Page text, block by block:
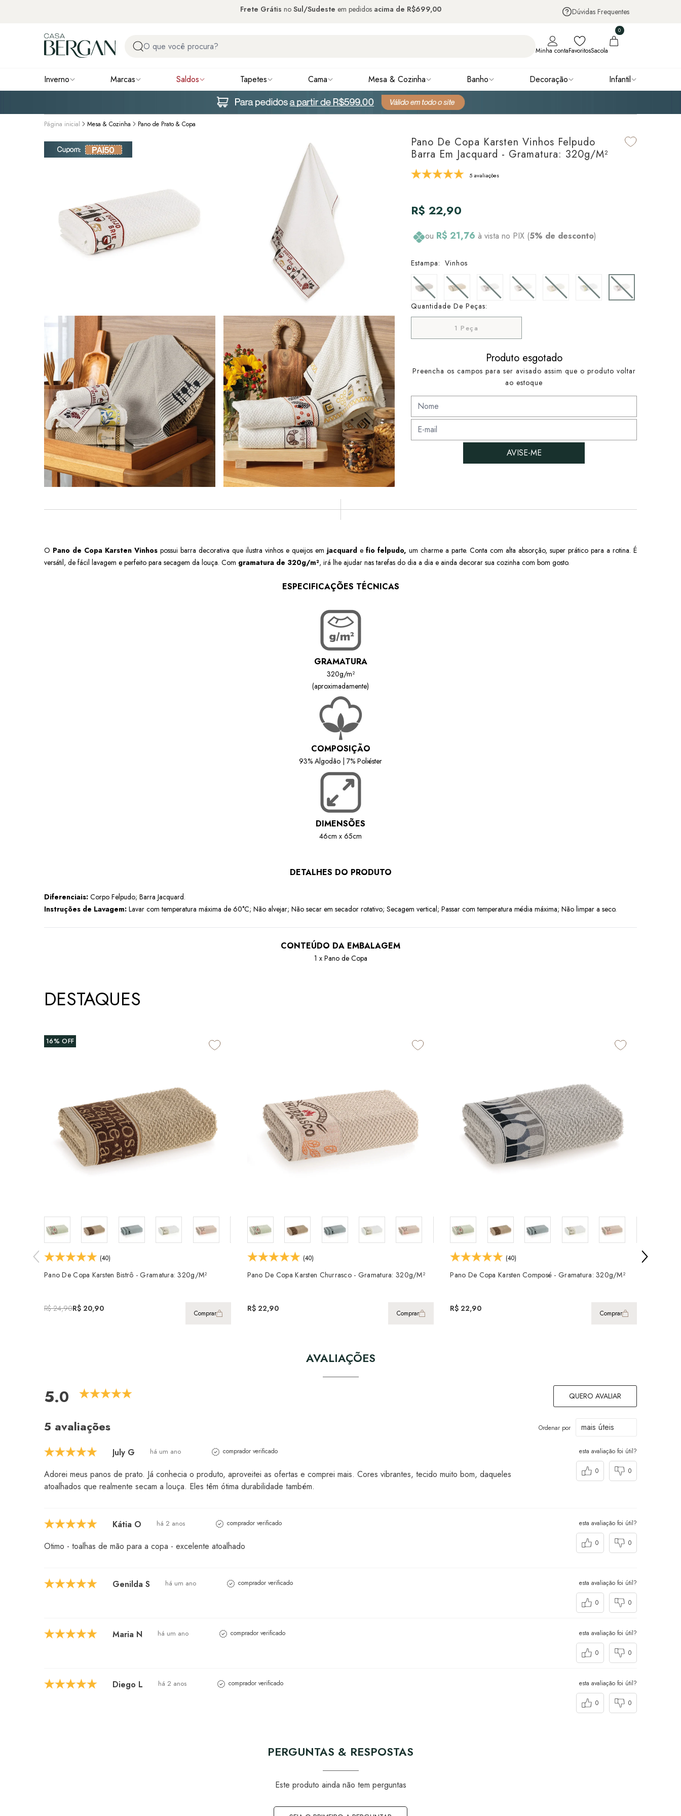
Dúvidas Frequentes
Frete Grátis no Sul/Sudeste em pedidos acima de R$699,00
Minha contaFavoritosSacola
0
Inverno Marcas Saldos Tapetes Cama Mesa & Cozinha Banho Decoração Infantil
Página inicial Mesa & Cozinha Pano de Prato & Copa
Pano De Copa Karsten Vinhos Felpudo
Barra Em Jacquard - Gramatura: 320g/m²
5 avaliações
R$ 22,90
ou R$ 21,76 à vista no PIX (5% de desconto)
Quantidade De Peças:
1 Peça
Estampa: Vinhos
Produto esgotado
Preencha os campos para ser avisado assim que o produto voltar
ao estoque
AVISE-ME
O Pano de Copa Karsten Vinhos possui barra decorativa que ilustra vinhos e queijos em jacquard e fio felpudo, um charme a parte. Conta com alta absorção, super prático para a rotina. É
versátil, de fácil lavagem e perfeito para secagem da louça. Com gramatura de 320g/m², irá lhe ajudar nas tarefas do dia a dia e ainda decorar sua cozinha com bom gosto.
ESPECIFICAÇÕES TÉCNICAS
GRAMATURA
320g/m²
(aproximadamente)
COMPOSIÇÃO
93% Algodão | 7% Poliéster
DIMENSÕES
46cm x 65cm
DETALHES DO PRODUTO
Diferenciais: Corpo Felpudo; Barra Jacquard.
Instruções de Lavagem: Lavar com temperatura máxima de 60°C; Não alvejar; Não secar em secador rotativo; Secagem vertical; Passar com temperatura média máxima; Não limpar a seco.
CONTEÚDO DA EMBALAGEM
1 x Pano de Copa
DESTAQUES
16% OFF
(40)
Pano De Copa Karsten Bistrô - Gramatura: 320g/m²
R$ 24,90R$ 20,90 Comprar
(40)
Pano De Copa Karsten Churrasco - Gramatura: 320g/m²
R$ 22,90 Comprar
(40)
Pano De Copa Karsten Composé - Gramatura: 320g/m²
R$ 22,90 Comprar
AVALIAÇÕES
5.0 QUERO AVALIAR
5 avaliações Ordenar por
July G há um ano comprador verificado
Adorei meus panos de prato. Já conhecia o produto, aproveitei as ofertas e comprei mais. Cores vibrantes, tecido muito bom, daqueles
atoalhados que realmente secam a louça. Eles têm ótima durabilidade também.
esta avaliação foi útil?
0 0
Kátia O há 2 anos comprador verificado
Otimo - toalhas de mão para a copa - excelente atoalhado
esta avaliação foi útil?
0 0
Genilda S há um ano comprador verificado esta avaliação foi útil?
0 0
Maria N há um ano comprador verificado esta avaliação foi útil?
0 0
Diego L há 2 anos comprador verificado esta avaliação foi útil?
0 0
PERGUNTAS & RESPOSTAS
Este produto ainda não tem perguntas